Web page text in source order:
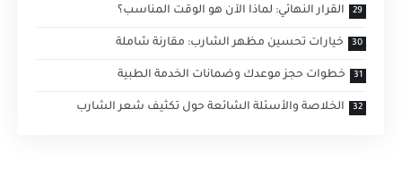
القرار النهائي: لماذا الآن هو الوقت المناسب؟
خيارات تحسين مظهر الشارب: مقارنة شاملة
خطوات حجز موعدك وضمانات الخدمة الطبية
الخلاصة والأسئلة الشائعة حول تكثيف شعر الشارب